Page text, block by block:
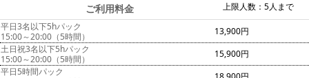
上限人数：5人まで
ご利用料金
平日3名以下5hパック
15:00～20:00（5時間）
13,900円
土日祝3名以下5hパック
15:00～20:00（5時間）
15,900円
平日5時間パック